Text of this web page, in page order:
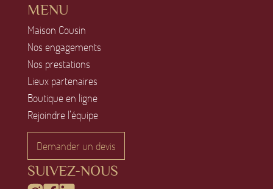
MENU
Maison Cousin
Nos engagements
Nos prestations
Lieux partenaires
Boutique en ligne
Rejoindre l’équipe
Demander un devis
SUIVEZ-NOUS